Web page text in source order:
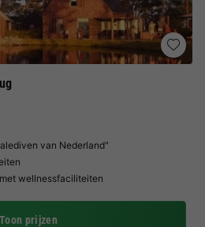
van Nederland"
wellnessfaciliteiten
Toon prijzen